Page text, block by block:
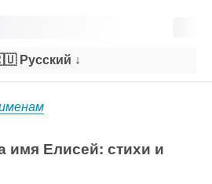
Русский ↓
имя Елисей: стихи и